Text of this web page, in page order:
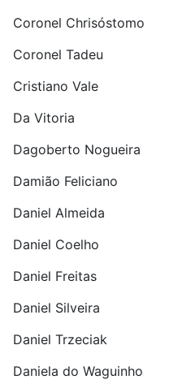
Coronel Chrisóstomo
Coronel Tadeu
Cristiano Vale
Da Vitoria
Dagoberto Nogueira
Damião Feliciano
Daniel Almeida
Daniel Coelho
Daniel Freitas
Daniel Silveira
Daniel Trzeciak
Daniela do Waguinho